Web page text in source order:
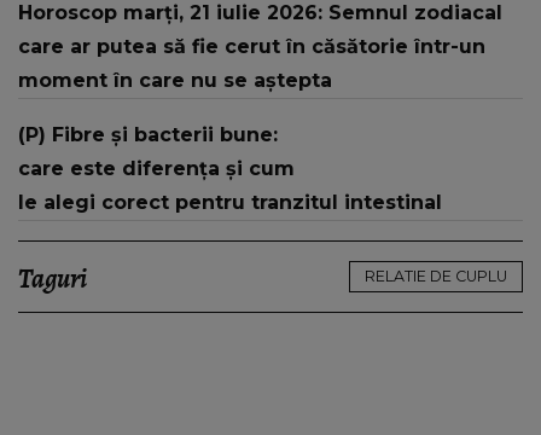
Horoscop marți, 21 iulie 2026: Semnul zodiacal
care ar putea să fie cerut în căsătorie într-un
moment în care nu se aștepta
(P) Fibre și bacterii bune:
care este diferența și cum
le alegi corect pentru tranzitul intestinal
Taguri RELATIE DE CUPLU